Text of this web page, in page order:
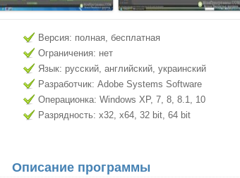
Версия: полная, бесплатная
Ограничения: нет
Язык: русский, английский, украинский
Разработчик: Adobe Systems Software
Операционка: Windows XP, 7, 8, 8.1, 10
Разрядность: x32, x64, 32 bit, 64 bit
Описание программы